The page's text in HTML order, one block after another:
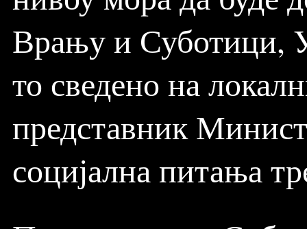
Врању и Суботици,
то сведено на
представник
социјална питања